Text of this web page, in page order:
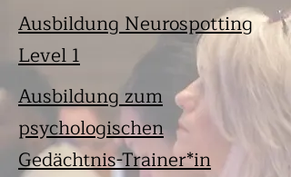
Ausbildung Neurospotting
Level 1
Ausbildung zum
psychologischen
Gedächtnis-Trainer*in